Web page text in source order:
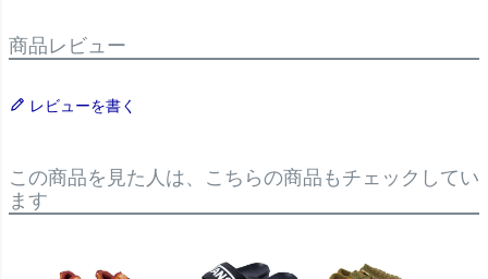
商品レビュー
レビューを書く
この商品を見た人は、こちらの商品もチェックしてい
ます